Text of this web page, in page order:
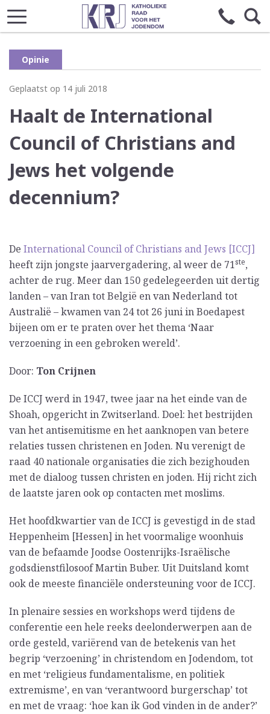
Opinie
Geplaatst op 14 juli 2018
Haalt de International
Council of Christians and
Jews het volgende
decennium?
De International Council of Christians and Jews [ICCJ]
heeft zijn jongste jaarvergadering, al weer de 71ste,
achter de rug. Meer dan 150 gedelegeerden uit dertig
landen – van Iran tot België en van Nederland tot
Australië – kwamen van 24 tot 26 juni in Boedapest
bijeen om er te praten over het thema ‘Naar
verzoening in een gebroken wereld’.
Door: Ton Crijnen
De ICCJ werd in 1947, twee jaar na het einde van de
Shoah, opgericht in Zwitserland. Doel: het bestrijden
van het antisemitisme en het aanknopen van betere
relaties tussen christenen en Joden. Nu verenigt de
raad 40 nationale organisaties die zich bezighouden
met de dialoog tussen christen en joden. Hij richt zich
de laatste jaren ook op contacten met moslims.
Het hoofdkwartier van de ICCJ is gevestigd in de stad
Heppenheim [Hessen] in het voormalige woonhuis
van de befaamde Joodse Oostenrijks-Israëlische
godsdienstfilosoof Martin Buber. Uit Duitsland komt
ook de meeste financiële ondersteuning voor de ICCJ.
In plenaire sessies en workshops werd tijdens de
conferentie een hele reeks deelonderwerpen aan de
orde gesteld, variërend van de betekenis van het
begrip ‘verzoening’ in christendom en Jodendom, tot
en met ‘religieus fundamentalisme, en politiek
extremisme’, en van ‘verantwoord burgerschap’ tot
en met de vraag: ‘hoe kan ik God vinden in de ander?’